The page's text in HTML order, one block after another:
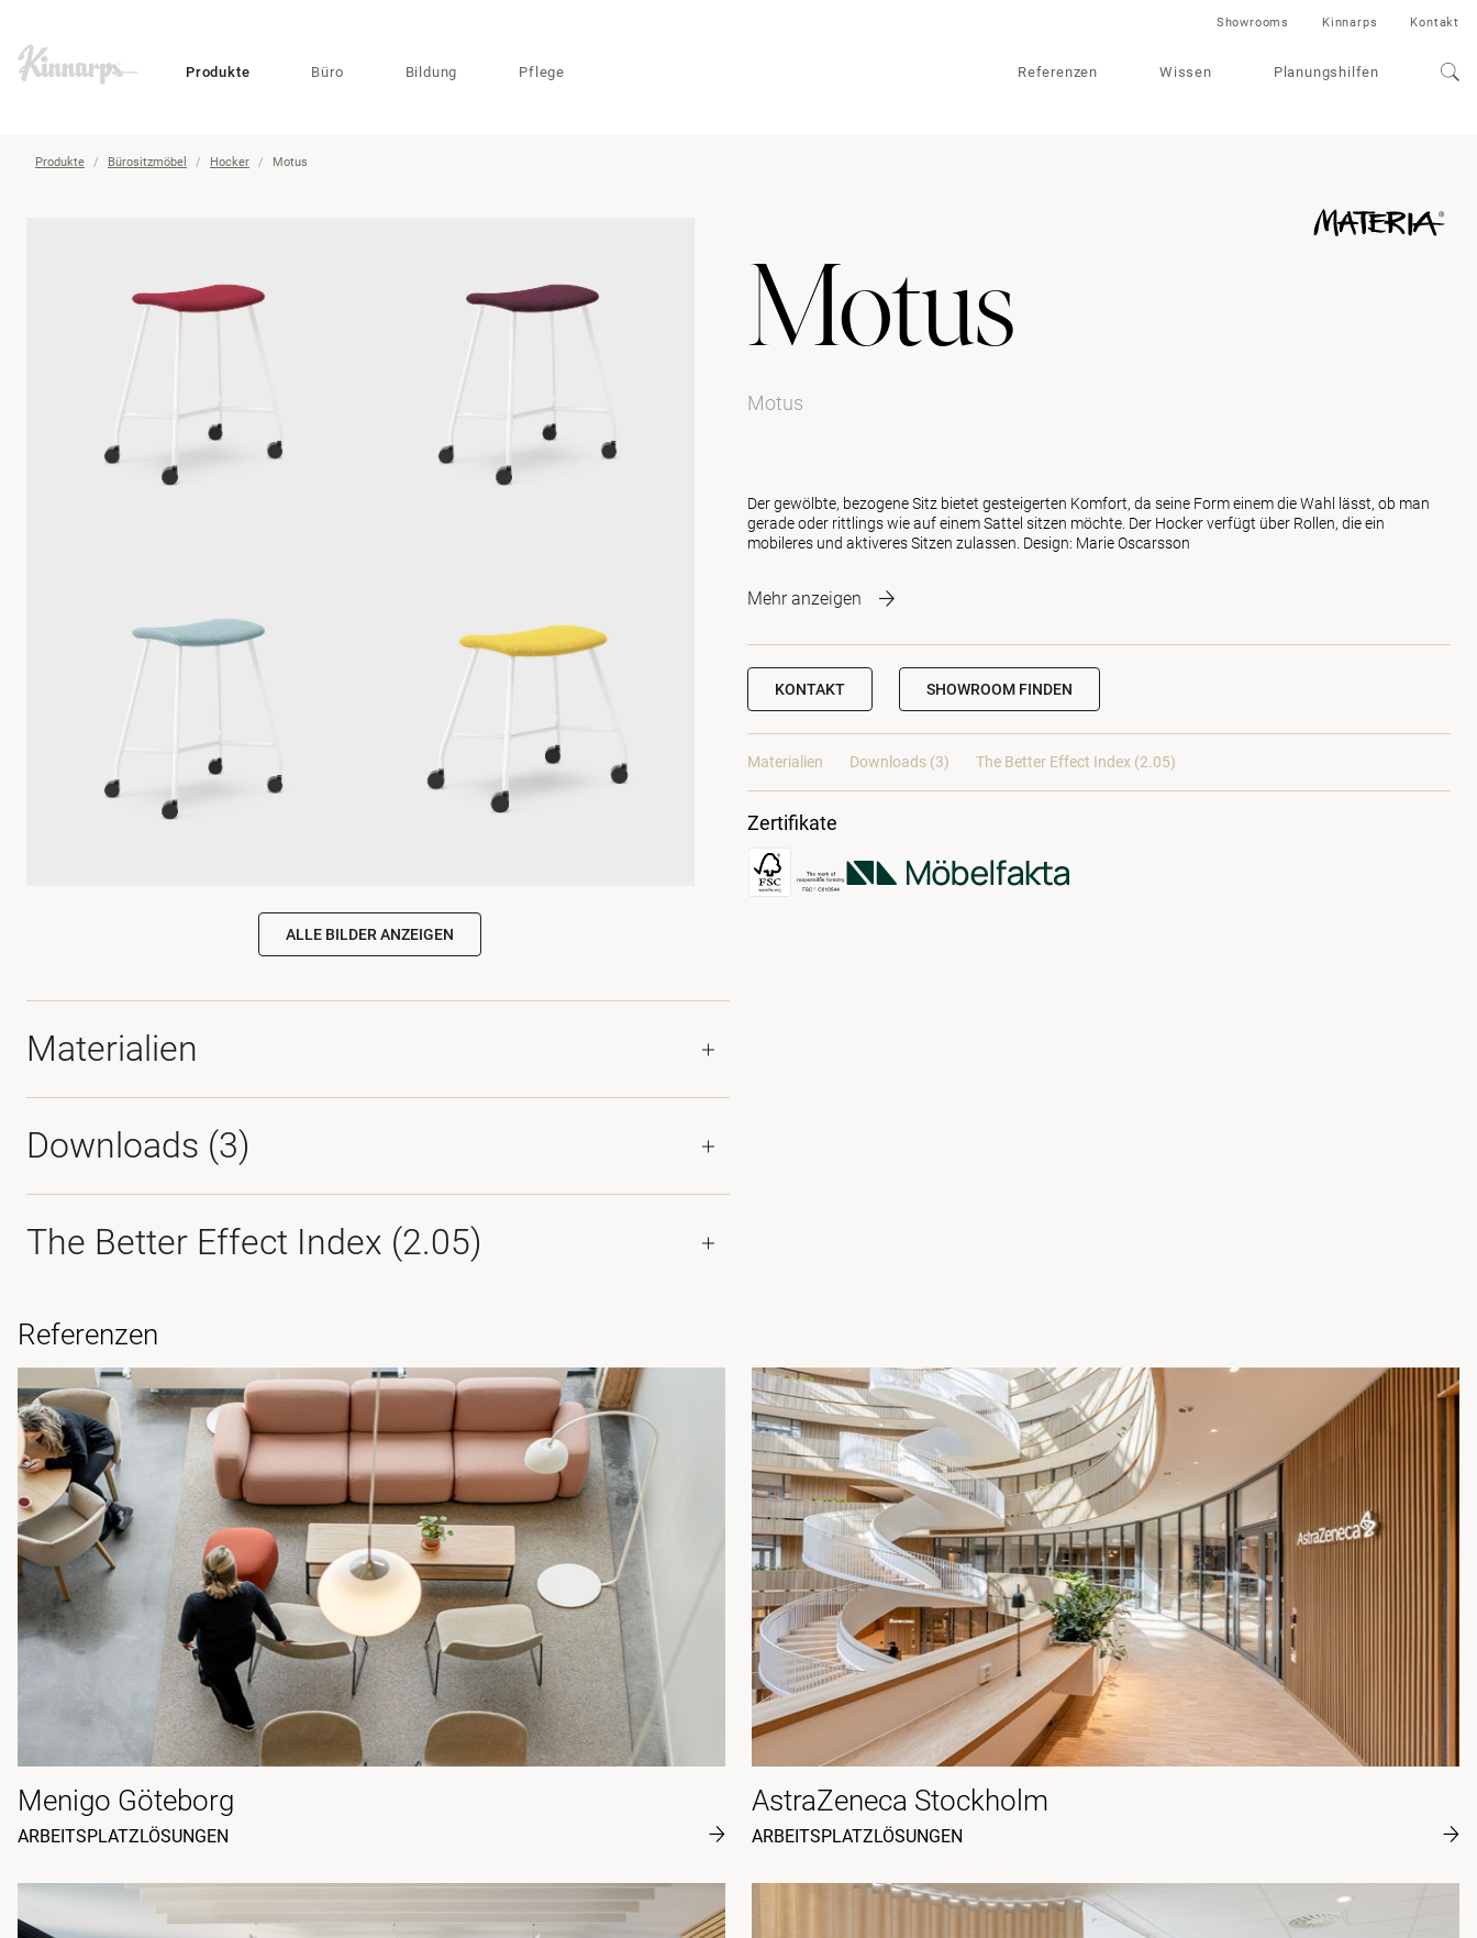
??
Produkte Büro Bildung Pflege Referenzen Wissen Planungshilfen
Showrooms Kinnarps Kontakt
Produkte Bürositzmöbel Hocker Motus
Motus
Motus
Der gewölbte, bezogene Sitz bietet gesteigerten Komfort, da seine Form einem die Wahl lässt, ob man
gerade oder rittlings wie auf einem Sattel sitzen möchte. Der Hocker verfügt über Rollen, die ein
mobileres und aktiveres Sitzen zulassen. Design: Marie Oscarsson
Mehr anzeigen
KONTAKT SHOWROOM FINDEN
Materialien Downloads (3) The Better Effect Index (2.05)
Zertifikate
ALLE BILDER ANZEIGEN
Materialien
Downloads (3)
The Better Effect Index (2.05)
Referenzen
Menigo Göteborg
ARBEITSPLATZLÖSUNGEN
AstraZeneca Stockholm
ARBEITSPLATZLÖSUNGEN